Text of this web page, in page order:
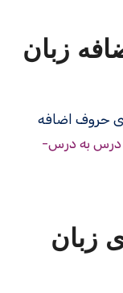
زبان
حروف اضافه
درس به درس-
زبان